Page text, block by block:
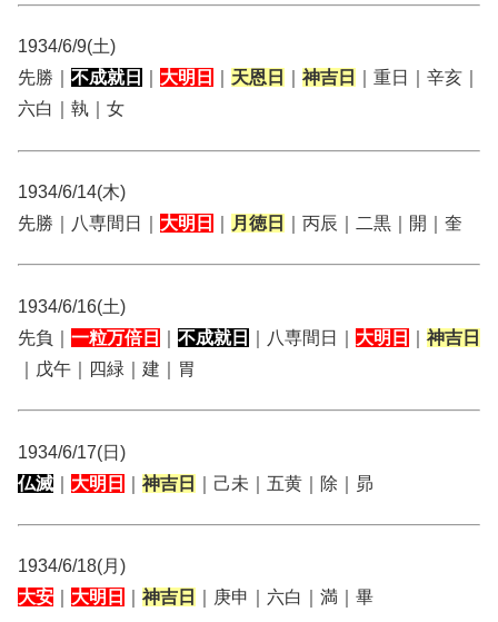
1934/6/9(土)
先勝｜ 不成就日 大明日 天恩日 神吉日
｜重日｜辛亥｜
六白｜執｜女
1934/6/14(木)
先勝｜八専間日｜ 大明日 月徳日 ｜丙辰｜二黒｜開｜奎
1934/6/16(土)
先負｜ 一粒万倍日 不成就日 ｜八専間日｜ 大明日
神吉日
｜戊午｜四緑｜建｜胃
1934/6/17(日)
仏滅
大明日 神吉日 ｜己未｜五黄｜除｜昴
1934/6/18(月)
大安
大明日 神吉日 ｜庚申｜六白｜満｜畢